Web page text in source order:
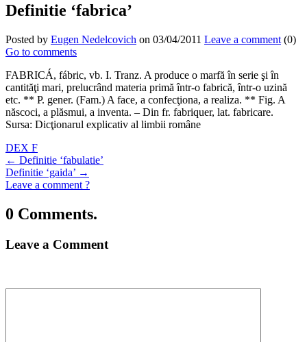
Definitie ‘fabrica’
Posted by Eugen Nedelcovich on 03/04/2011 Leave a comment (0)
Go to comments
FABRICÁ, fábric, vb. I. Tranz. A produce o marfă în serie şi în
cantităţi mari, prelucrând materia primă într-o fabrică, într-o uzină
etc. ** P. gener. (Fam.) A face, a confecţiona, a realiza. ** Fig. A
născoci, a plăsmui, a inventa. – Din fr. fabriquer, lat. fabricare.
Sursa: Dicţionarul explicativ al limbii române
DEX F
← Definitie ‘fabulatie’
Definitie ‘gaida’ →
Leave a comment ?
0 Comments.
Leave a Comment